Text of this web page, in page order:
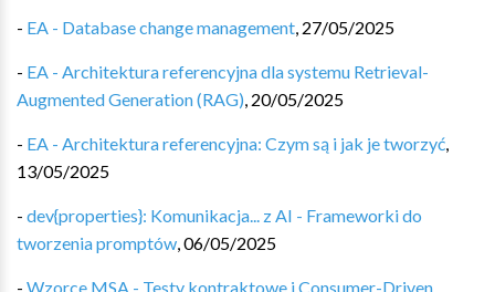
- EA - Database change management, 27/05/2025
- EA - Architektura referencyjna dla systemu Retrieval-
Augmented Generation (RAG), 20/05/2025
- EA - Architektura referencyjna: Czym są i jak je tworzyć,
13/05/2025
- dev{properties}: Komunikacja... z AI - Frameworki do
tworzenia promptów,06/05/2025
- Wzorce MSA - Testy kontraktowe i Consumer-Driven